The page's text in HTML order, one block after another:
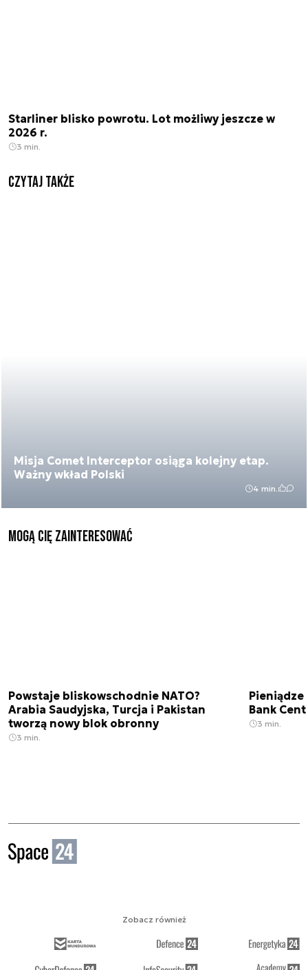
Starliner blisko powrotu. Lot możliwy jeszcze w
2026 r.
3 min.
Czytaj także
Misja Comet Interceptor osiąga kolejny etap.
Ważny wkład Polski
4 min.
Mogą Cię zainteresować
Powstaje bliskowschodnie NATO?
Arabia Saudyjska, Turcja i Pakistan
tworzą nowy blok obronny
3 min.
Pieniądze
Bank
3 min.
Zobacz również